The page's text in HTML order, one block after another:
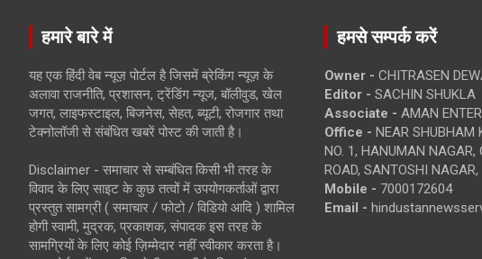
हमारे बारे में
यह एक हिंदी वेब न्यूज़ पोर्टल है जिसमें ब्रेकिंग न्यूज़ के
अलावा राजनीति, प्रशासन, ट्रेंडिंग न्यूज, बॉलीवुड, खेल
जगत, लाइफस्टाइल, बिजनेस, सेहत, ब्यूटी, रोजगार तथा
टेक्नोलॉजी से संबंधित खबरें पोस्ट की जाती है।
Disclaimer - समाचार से सम्बंधित किसी भी तरह के
विवाद के लिए साइट के कुछ तत्वों में उपयोगकर्ताओं द्वारा
प्रस्तुत सामग्री ( समाचार / फोटो / विडियो आदि ) शामिल
होगी स्वामी, मुद्रक, प्रकाशक, संपादक इस तरह के
सामग्रियों के लिए कोई ज़िम्मेदार नहीं स्वीकार करता है।
हमसे सम्पर्क करें
Owner - CHITRASEN
Editor - SACHIN SHUKLA
Associate - AMAN
Office - NEAR SHUBHAM
NO. 1, HANUMAN NAGAR,
ROAD, SANTOSHI NAGAR,
Mobile - 7000172604
Email -